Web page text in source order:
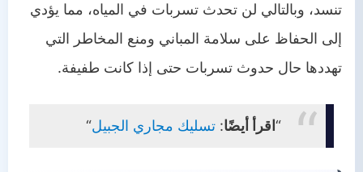
تنسد، وبالتالي لن تحدث تسربات في المياه، مما يؤدي
إلى الحفاظ على سلامة المباني ومنع المخاطر التي
تهددها حال حدوث تسربات حتى إذا كانت طفيفة.
“ اقرأ أيضًا: تسليك مجاري الجبيل“